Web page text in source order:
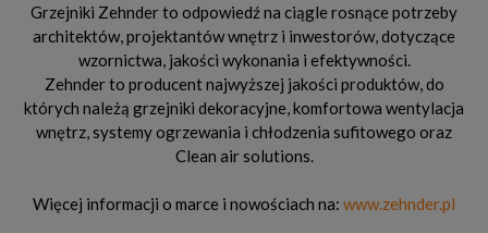
Grzejniki Zehnder to odpowiedź na ciągle rosnące potrzeby
architektów, projektantów wnętrz i inwestorów, dotyczące
wzornictwa, jakości wykonania i efektywności.
Zehnder to producent najwyższej jakości produktów, do
których należą grzejniki dekoracyjne, komfortowa wentylacja
wnętrz, systemy ogrzewania i chłodzenia sufitowego oraz
Clean air solutions.
Więcej informacji o marce i nowościach na: www.zehnder.pl